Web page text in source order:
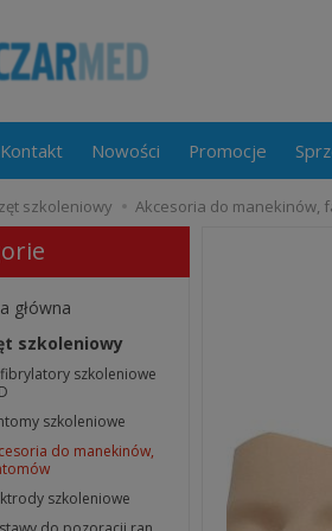
Kontakt Nowości Promocje
szkoleniowy Akcesoria do manekinów,
główna
szkoleniowy
szkoleniowe
szkoleniowe
do manekinów,
szkoleniowe